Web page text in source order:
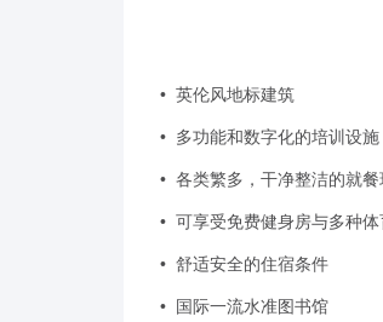
• 英伦风地标建筑
• 多功能和数字化的培训设施
• 各类繁多，干净整洁的就餐
• 可享受免费健身房与多种
• 舒适安全的住宿条件
• 国际一流水准图书馆